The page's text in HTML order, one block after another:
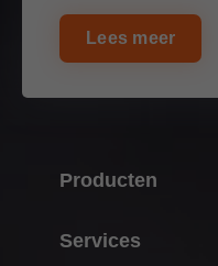
Lees meer
Producten
Services